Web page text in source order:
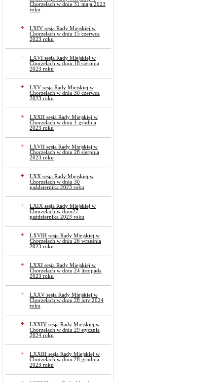
Chorzelach w dniu 31 maja 2023
roku
LXIV sesja Rady Miejskiej w
Chorzelach w dniu 15 czerwca
2023 roku
LXVI sesja Rady Miejskiej w
Chorzelach w dniu 18 sierpnia
2023 roku
LXV sesja Rady Miejskiej w
Chorzelach w dniu 30 czerwca
2023 roku
LXXII sesja Rady Miejskiej w
Chorzelach w dniu 1 grudnia
2023 roku
LXVII sesja Rady Miejskiej w
Chorzelach w dniu 28 sierpnia
2023 roku
LXX sesja Rady Miejskiej w
Chorzelach w dniu 30
października 2023 roku
LXIX sesja Rady Miejskiej w
Chorzelach w dniu27
października 2023 roku
LXVIII sesja Rady Miejskiej w
Chorzelach w dniu 26 września
2023 roku
LXXI sesja Rady Miejskiej w
Chorzelach w dniu 24 listopada
2023 roku
LXXV sesja Rady Miejskiej w
Chorzelach w dniu 28 luty 2024
roku
LXXIV sesja Rady Miejskiej w
Chorzelach w dniu 29 stycznia
2024 roku
LXXIII sesja Rady Miejskiej w
Chorzelach w dniu 28 grudnia
2023 roku